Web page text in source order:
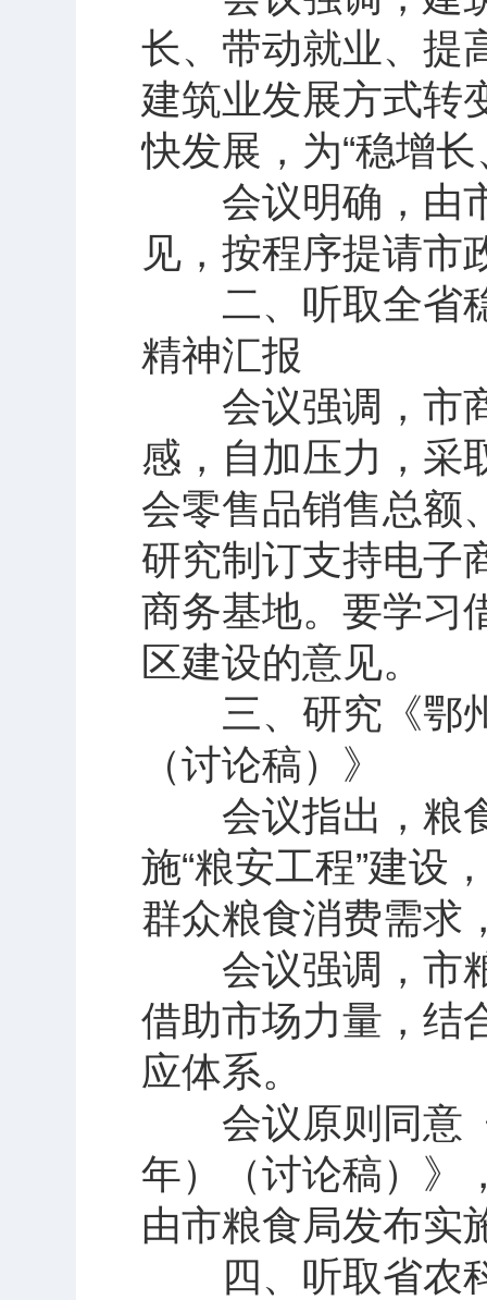
长、带动就业、提
建筑业发展方式转
快发展，为“稳增
会议明确，由市
见，按程序提请市
二、听取全省稳
精神汇报
会议强调，市商
感，自加压力，采
会零售品销售总额
研究制订支持电子
商务基地。要学习
区建设的意见。
三、研究《鄂州
（讨论稿）》
会议指出，粮食
施“粮安工程”建设
群众粮食消费需求
会议强调，市粮
借助市场力量，结
应体系。
会议原则同意《
年）（讨论稿）》
由市粮食局发布实
四、听取省农科